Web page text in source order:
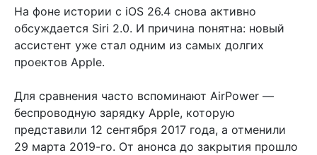
На фоне истории с iOS 26.4 снова активно
обсуждается Siri 2.0. И причина понятна: новый
ассистент уже стал одним из самых долгих
проектов Apple.
Для сравнения часто вспоминают AirPower —
беспроводную зарядку Apple, которую
представили 12 сентября 2017 года, а отменили
29 марта 2019-го. От анонса до закрытия прошло